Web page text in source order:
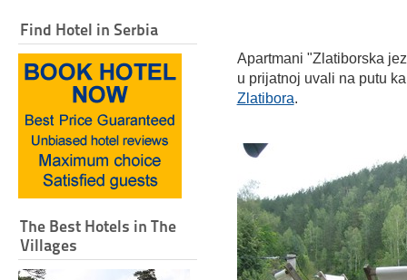
Find Hotel in Serbia
The Best Hotels in The
Villages
Apartmani "Zlatiborska
u prijatnoj uvali na putu
Zlatibora.